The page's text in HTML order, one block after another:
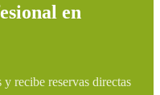
en
recibe reservas directas